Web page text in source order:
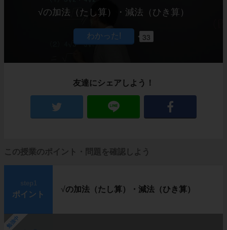
√の加法（たし算）・減法（ひき算）
33
友達にシェアしよう！
この授業のポイント・問題を確認しよう
ポイント
√の加法（たし算）・減法（ひき算）
勉強中